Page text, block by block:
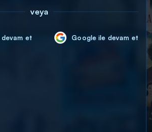
veya
et Google ile devam et